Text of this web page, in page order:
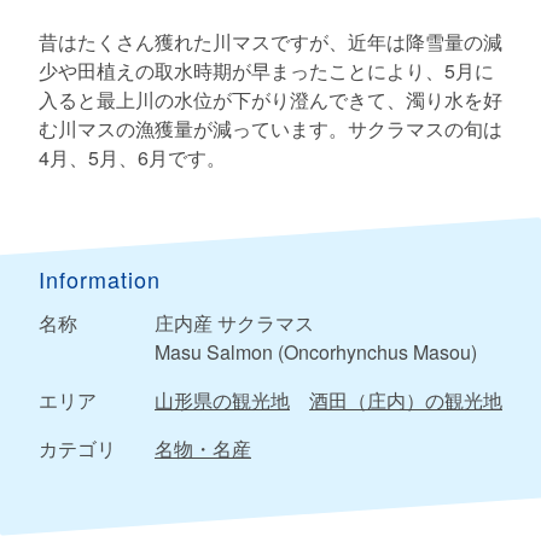
昔はたくさん獲れた川マスですが、近年は降雪量の減
少や田植えの取水時期が早まったことにより、5月に
入ると最上川の水位が下がり澄んできて、濁り水を好
む川マスの漁獲量が減っています。サクラマスの旬は
4月、5月、6月です。
Information
名称
庄内産 サクラマス
Masu Salmon (Oncorhynchus Masou)
エリア
山形県の観光地
酒田（庄内）の観光地
カテゴリ
名物・名産